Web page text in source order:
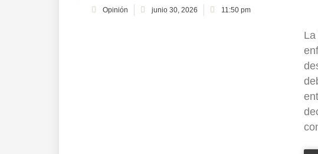
Opinión junio 30, 2026 11:50 pm